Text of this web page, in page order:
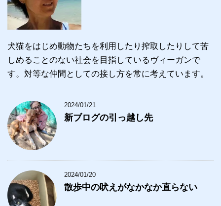
犬猫をはじめ動物たちを利用したり搾取したりして苦
しめることのない社会を目指しているヴィーガンで
す。対等な仲間としての接し方を常に考えています。
2024/01/21
新ブログの引っ越し先
2024/01/20
散歩中の吠えがなかなか直らない